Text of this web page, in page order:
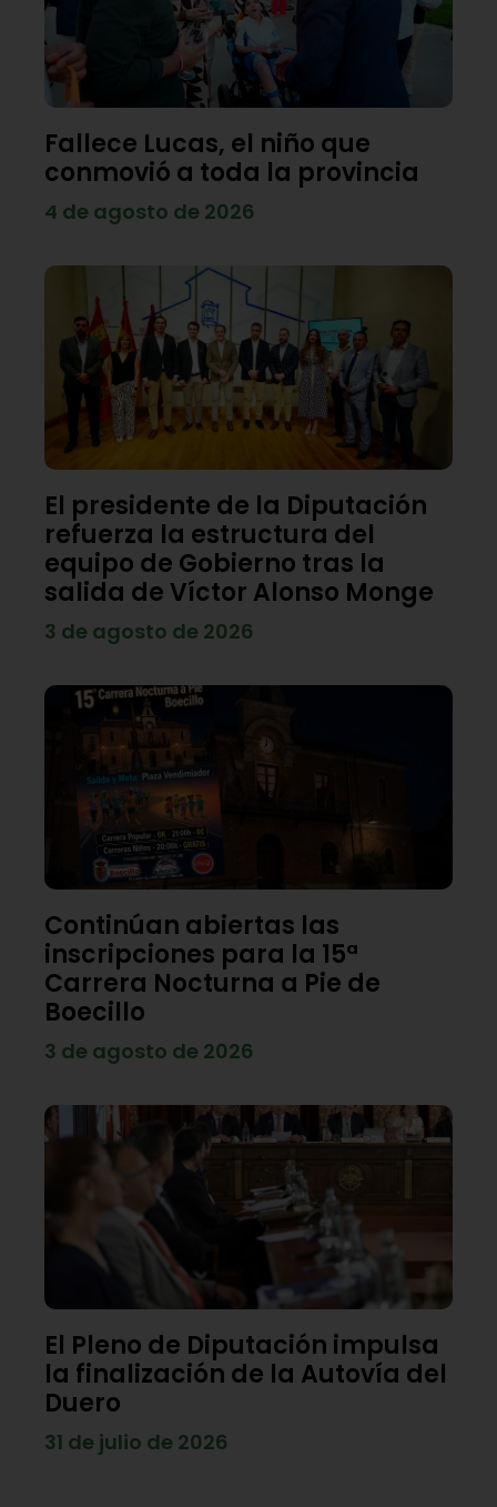
Fallece Lucas, el niño que
conmovió a toda la provincia
4 de agosto de 2026
El presidente de la Diputación
refuerza la estructura del
equipo de Gobierno tras la
salida de Víctor Alonso Monge
3 de agosto de 2026
Continúan abiertas las
inscripciones para la 15ª
Carrera Nocturna a Pie de
Boecillo
3 de agosto de 2026
El Pleno de Diputación impulsa
la finalización de la Autovía del
Duero
31 de julio de 2026